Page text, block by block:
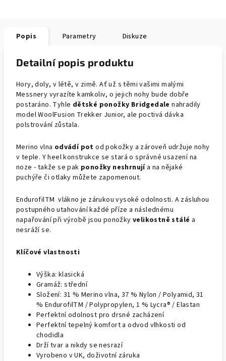
Popis Parametry Diskuze
Detailní popis produktu
Hory, doly, v létě, v zimě. Ať už s těmi vašimi malými
Messnery vyrazíte kamkoliv, o jejich nohy bude dobře
postaráno. Tyhle dětské ponožky Bridgedale nahradily
model WoolFusion Trekker Junior, ale poctivá dávka
polstrování zůstala.
Merino vlna odvádí pot od pokožky a zároveň udržuje nohy
v teple. Y heel konstrukce se stará o správné usazení na
noze - takže se pak ponožky neshrnujía na nějaké
puchýře či otlaky můžete zapomenout.
EndurofilTMvlákno je zárukou vysoké odolnosti. A zásluhou
postupného utahování každé příze a následnému
napařování při výrobě jsou ponožky velikostně stálé a
nesráží se.
Klíčové vlastnosti
Výška: klasická
Gramáž: střední
Složení: 31 % Merino vlna, 37 % Nylon / Polyamid, 31
% EndurofilTM / Polypropylen, 1 % Lycra® / Elastan
Perfektní odolnost pro drsné zacházení
Perfektní tepelný komfort a odvod vlhkosti od
chodidla
Drží tvar a nikdy se nesrazí
Vyrobeno v UK, doživotní záruka